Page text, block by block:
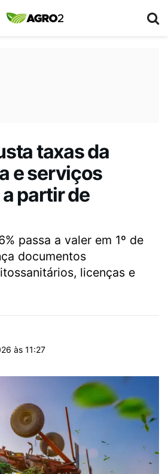
taxas da
e serviços
partir de
passa a valer em 1º de
documentos
licenças e
às 11:27